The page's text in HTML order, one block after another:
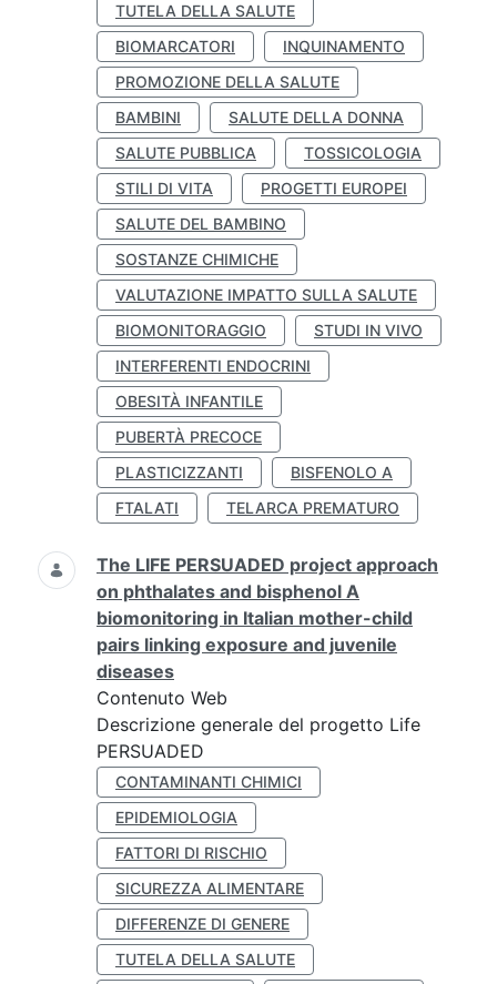
TUTELA DELLA SALUTE
BIOMARCATORI
INQUINAMENTO
PROMOZIONE DELLA SALUTE
BAMBINI
SALUTE DELLA DONNA
SALUTE PUBBLICA
TOSSICOLOGIA
STILI DI VITA
PROGETTI EUROPEI
SALUTE DEL BAMBINO
SOSTANZE CHIMICHE
VALUTAZIONE IMPATTO SULLA SALUTE
BIOMONITORAGGIO
STUDI IN VIVO
INTERFERENTI ENDOCRINI
OBESITÀ INFANTILE
PUBERTÀ PRECOCE
PLASTICIZZANTI
BISFENOLO A
FTALATI
TELARCA PREMATURO
The LIFE PERSUADED project approach
on phthalates and bisphenol A
biomonitoring in Italian mother-child
pairs linking exposure and juvenile
diseases
Contenuto Web
Descrizione generale del progetto Life
PERSUADED
CONTAMINANTI CHIMICI
EPIDEMIOLOGIA
FATTORI DI RISCHIO
SICUREZZA ALIMENTARE
DIFFERENZE DI GENERE
TUTELA DELLA SALUTE